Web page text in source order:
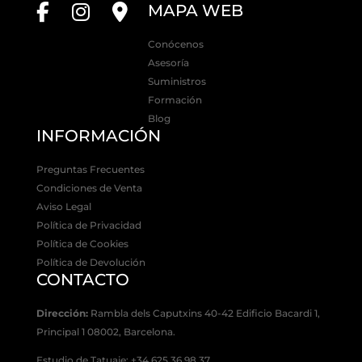
MAPA WEB
Conócenos
Asesoría
Suministros
Formación
Blog
INFORMACIÓN
Preguntas Frecuentes
Condiciones de Venta
Aviso Legal
Política de Privacidad
Política de Cookies
Política de Devolución
CONTACTO
Dirección:Rambla dels Caputxins 40-42 Edificio Bacardi 1,
Principal 1 08002, Barcelona.